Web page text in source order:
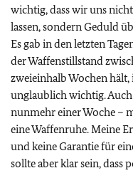
wichtig, dass wir uns
lassen, sondern Geduld
Es gab in den letzten
der Waffenstillstand
zweieinhalb Wochen
unglaublich wichtig.
nunmehr einer Woche –
eine Waffenruhe. Meine
und keine Garantie für
sollte aber klar sein, dass